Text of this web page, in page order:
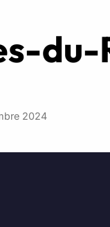
du-
2024